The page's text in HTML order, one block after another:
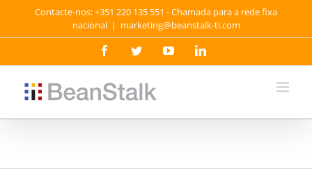
content
Contacte-nos: +351 220 135 551 - Chamada para a rede fixa
nacional | marketing@beanstalk-ti.com
FacebookTwitterYouTubeLinkedIn